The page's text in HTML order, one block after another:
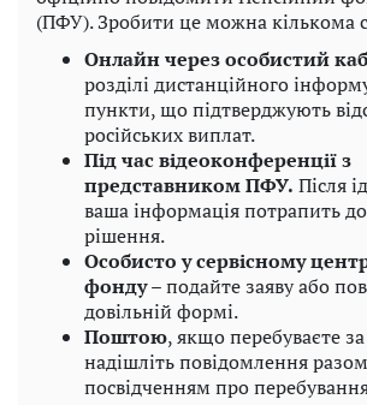
(ПФУ). Зробити це можна кількома
Онлайн через особистий
розділі дистанційного
пункти, що підтверджують
російських виплат.
Під час відеоконференції з
представником ПФУ. Після
ваша інформація потрапить
рішення.
Особисто у сервісному
фонду– подайте заяву або
довільній формі.
Поштою, якщо перебуваєте
надішліть повідомлення разом
посвідченням про